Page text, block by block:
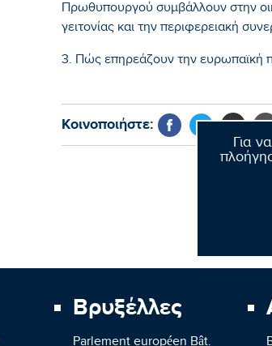
Για
Πρωθυπουργού συμβάλλουν στην
γειτονίας και την περιφερειακή
3. Πώς επηρεάζουν την ευρωπαϊκή
Κοινοποιήστε:
Βρυξέλλες